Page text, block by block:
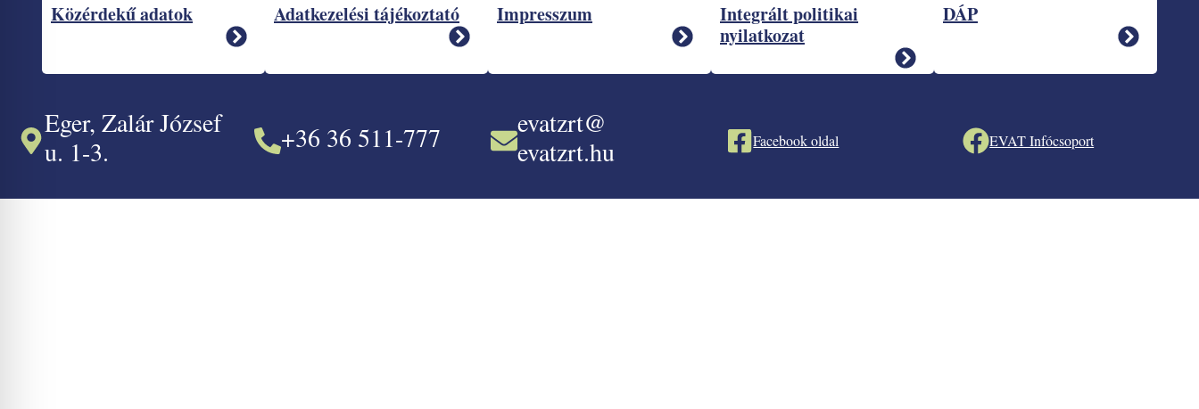
Közérdekű adatok Adatkezelési tájékoztató Impresszum
Integrált politikai
nyilatkozat
DÁP
Eger, Zalár József
u. 1-3.
+36 36 511-777
evatzrt@
evatzrt.hu
Facebook oldal EVAT Infócsoport